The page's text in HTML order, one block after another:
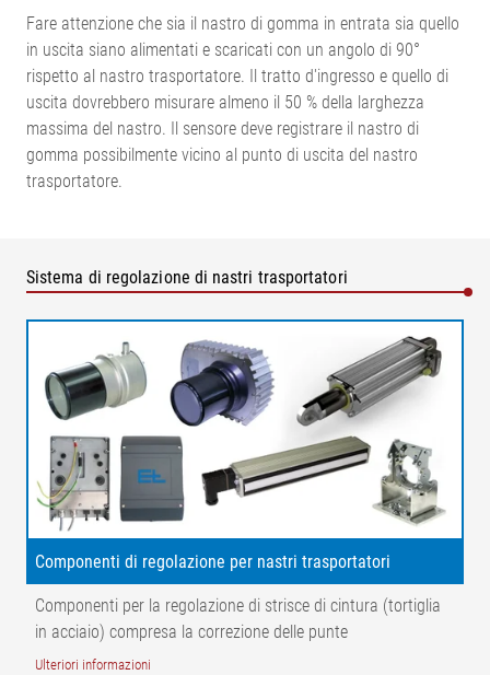
Fare attenzione che sia il nastro di gomma in entrata sia quello
in uscita siano alimentati e scaricati con un angolo di 90°
rispetto al nastro trasportatore. Il tratto d'ingresso e quello di
uscita dovrebbero misurare almeno il 50 % della larghezza
massima del nastro. Il sensore deve registrare il nastro di
gomma possibilmente vicino al punto di uscita del nastro
trasportatore.
Sistema di regolazione di nastri trasportatori
Componenti di regolazione per nastri trasportatori
Componenti per la regolazione di strisce di cintura (tortiglia
in acciaio) compresa la correzione delle punte
Ulteriori informazioni